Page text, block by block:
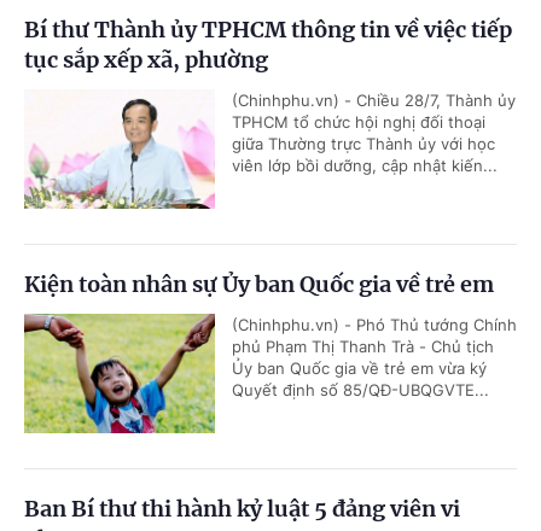
Bí thư Thành ủy TPHCM thông tin về việc tiếp
tục sắp xếp xã, phường
(Chinhphu.vn) - Chiều 28/7, Thành ủy
TPHCM tổ chức hội nghị đối thoại
giữa Thường trực Thành ủy với học
viên lớp bồi dưỡng, cập nhật kiến...
Kiện toàn nhân sự Ủy ban Quốc gia về trẻ em
(Chinhphu.vn) - Phó Thủ tướng Chính
phủ Phạm Thị Thanh Trà - Chủ tịch
Ủy ban Quốc gia về trẻ em vừa ký
Quyết định số 85/QĐ-UBQGVTE...
Ban Bí thư thi hành kỷ luật 5 đảng viên vi